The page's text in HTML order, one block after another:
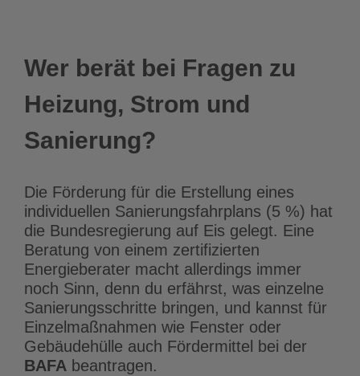
Wer berät bei Fragen zu
Heizung, Strom und
Sanierung?
Die Förderung für die Erstellung eines
individuellen Sanierungsfahrplans (5 %) hat
die Bundesregierung auf Eis gelegt. Eine
Beratung von einem zertifizierten
Energieberater macht allerdings immer
noch Sinn, denn du erfährst, was einzelne
Sanierungsschritte bringen, und kannst für
Einzelmaßnahmen wie Fenster oder
Gebäudehülle auch Fördermittel bei der
BAFAbeantragen.